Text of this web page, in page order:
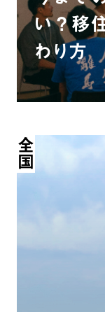
い？移
わり方
全国